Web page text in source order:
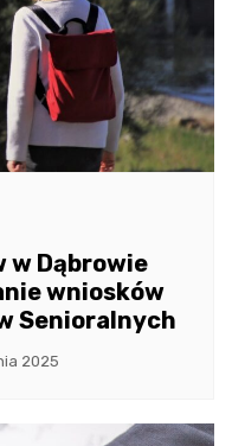
w Dąbrowie
wniosków
Senioralnych
2025